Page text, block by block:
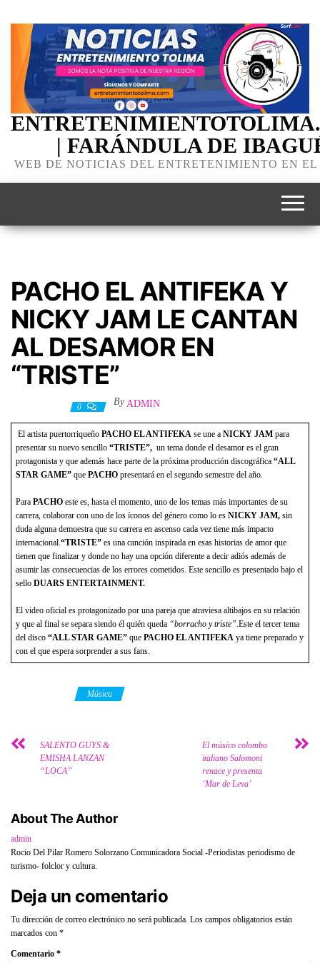
| FARÁNDULA DE
WEB DE NOTICIAS DEL ENTRETENIMIENTO EN
PACHO EL ANTIFEKA Y
NICKY JAM LE CANTAN
AL DESAMOR EN
“TRISTE”
0 By ADMIN
El artista puertorriqueño PACHO EL ANTIFEKA se une a NICKY JAM para
presentar su nuevo sencillo “TRISTE”, un tema donde el desamor es el gran
protagonista y que además hace parte de la próxima producción discográfica “ALL
STAR GAME” que PACHO presentará en el segundo semestre del año.
Para PACHO este es, hasta el momento, uno de los temas más importantes de su
carrera, colaborar con uno de los íconos del género como lo es NICKY JAM, sin
duda alguna demuestra que su carrera en ascenso cada vez tiene más impacto
internacional. “TRISTE” es una canción inspirada en esas historias de amor que
tienen que finalizar y donde no hay una opción diferente a decir adiós además de
asumir las consecuencias de los errores cometidos. Este sencillo es presentado bajo el
sello DUARS ENTERTAINMENT.
El video oficial es protagonizado por una pareja que atraviesa altibajos en su relación
y que al final se separa siendo él quién queda “borracho y triste”. Este el tercer tema
del disco “ALL STAR GAME” que PACHO EL ANTIFEKA ya tiene preparado y
con el que espera sorprender a sus fans.
Música
SALENTO GUYS &
EMISHA LANZAN
“LOCA”
El músico colombo
italiano Salomoni
renace y presenta
‘Mar de Leva’
About The Author
admin
Rocio Del Pilar Romero Solorzano Comunicadora Social -Periodistas periodismo de
turismo- folclor y cultura.
Deja un comentario
Tu dirección de correo electrónico no será publicada. Los campos obligatorios están
marcados con *
Comentario *